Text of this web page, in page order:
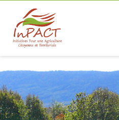
Panneau de gestion des cookies